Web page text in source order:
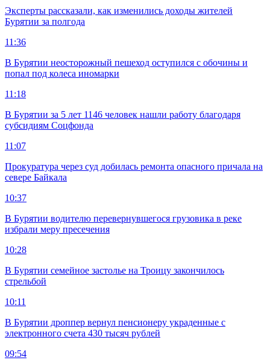
Эксперты рассказали, как изменились доходы жителей
Бурятии за полгода
11:36
В Бурятии неосторожный пешеход оступился с обочины и
попал под колеса иномарки
11:18
В Бурятии за 5 лет 1146 человек нашли работу благодаря
субсидиям Соцфонда
11:07
Прокуратура через суд добилась ремонта опасного причала на
севере Байкала
10:37
В Бурятии водителю перевернувшегося грузовика в реке
избрали меру пресечения
10:28
В Бурятии семейное застолье на Троицу закончилось
стрельбой
10:11
В Бурятии дроппер вернул пенсионеру украденные с
электронного счета 430 тысяч рублей
09:54